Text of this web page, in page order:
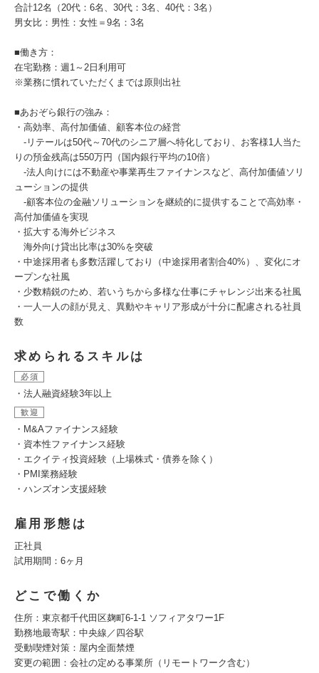
合計12名（20代：6名、30代：3名、40代：3名）
男女比：男性：女性＝9名：3名
■働き方：
在宅勤務：週1～2日利用可
※業務に慣れていただくまでは原則出社
■あおぞら銀行の強み：
・高効率、高付加価値、顧客本位の経営
-リテールは50代～70代のシニア層へ特化しており、お客様1人当た
りの預金残高は550万円（国内銀行平均の10倍）
-法人向けには不動産や事業再生ファイナンスなど、高付加価値ソリ
ューションの提供
-顧客本位の金融ソリューションを継続的に提供することで高効率・
高付加価値を実現
・拡大する海外ビジネス
海外向け貸出比率は30%を突破
・中途採用者も多数活躍しており（中途採用者割合40%）、変化にオ
ープンな社風
・少数精鋭のため、若いうちから多様な仕事にチャレンジ出来る社風
・一人一人の顔が見え、異動やキャリア形成が十分に配慮される社員
数
求められるスキルは
必須
・法人融資経験3年以上
歓迎
・M&Aファイナンス経験
・資本性ファイナンス経験
・エクイティ投資経験（上場株式・債券を除く）
・PMI業務経験
・ハンズオン支援経験
雇用形態は
正社員
試用期間：6ヶ月
どこで働くか
住所：東京都千代田区麹町6-1-1 ソフィアタワー1F
勤務地最寄駅：中央線／四谷駅
受動喫煙対策：屋内全面禁煙
変更の範囲：会社の定める事業所（リモートワーク含む）